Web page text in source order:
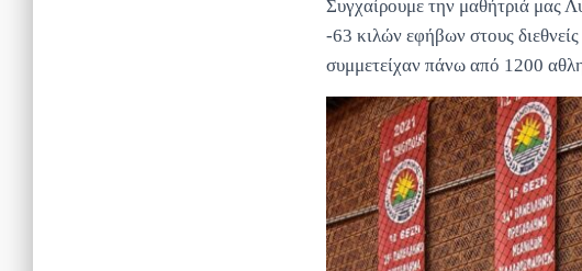
Συγχαίρουμε την μαθήτριά μας
-63 κιλών εφήβων στους
συμμετείχαν πάνω από 1200